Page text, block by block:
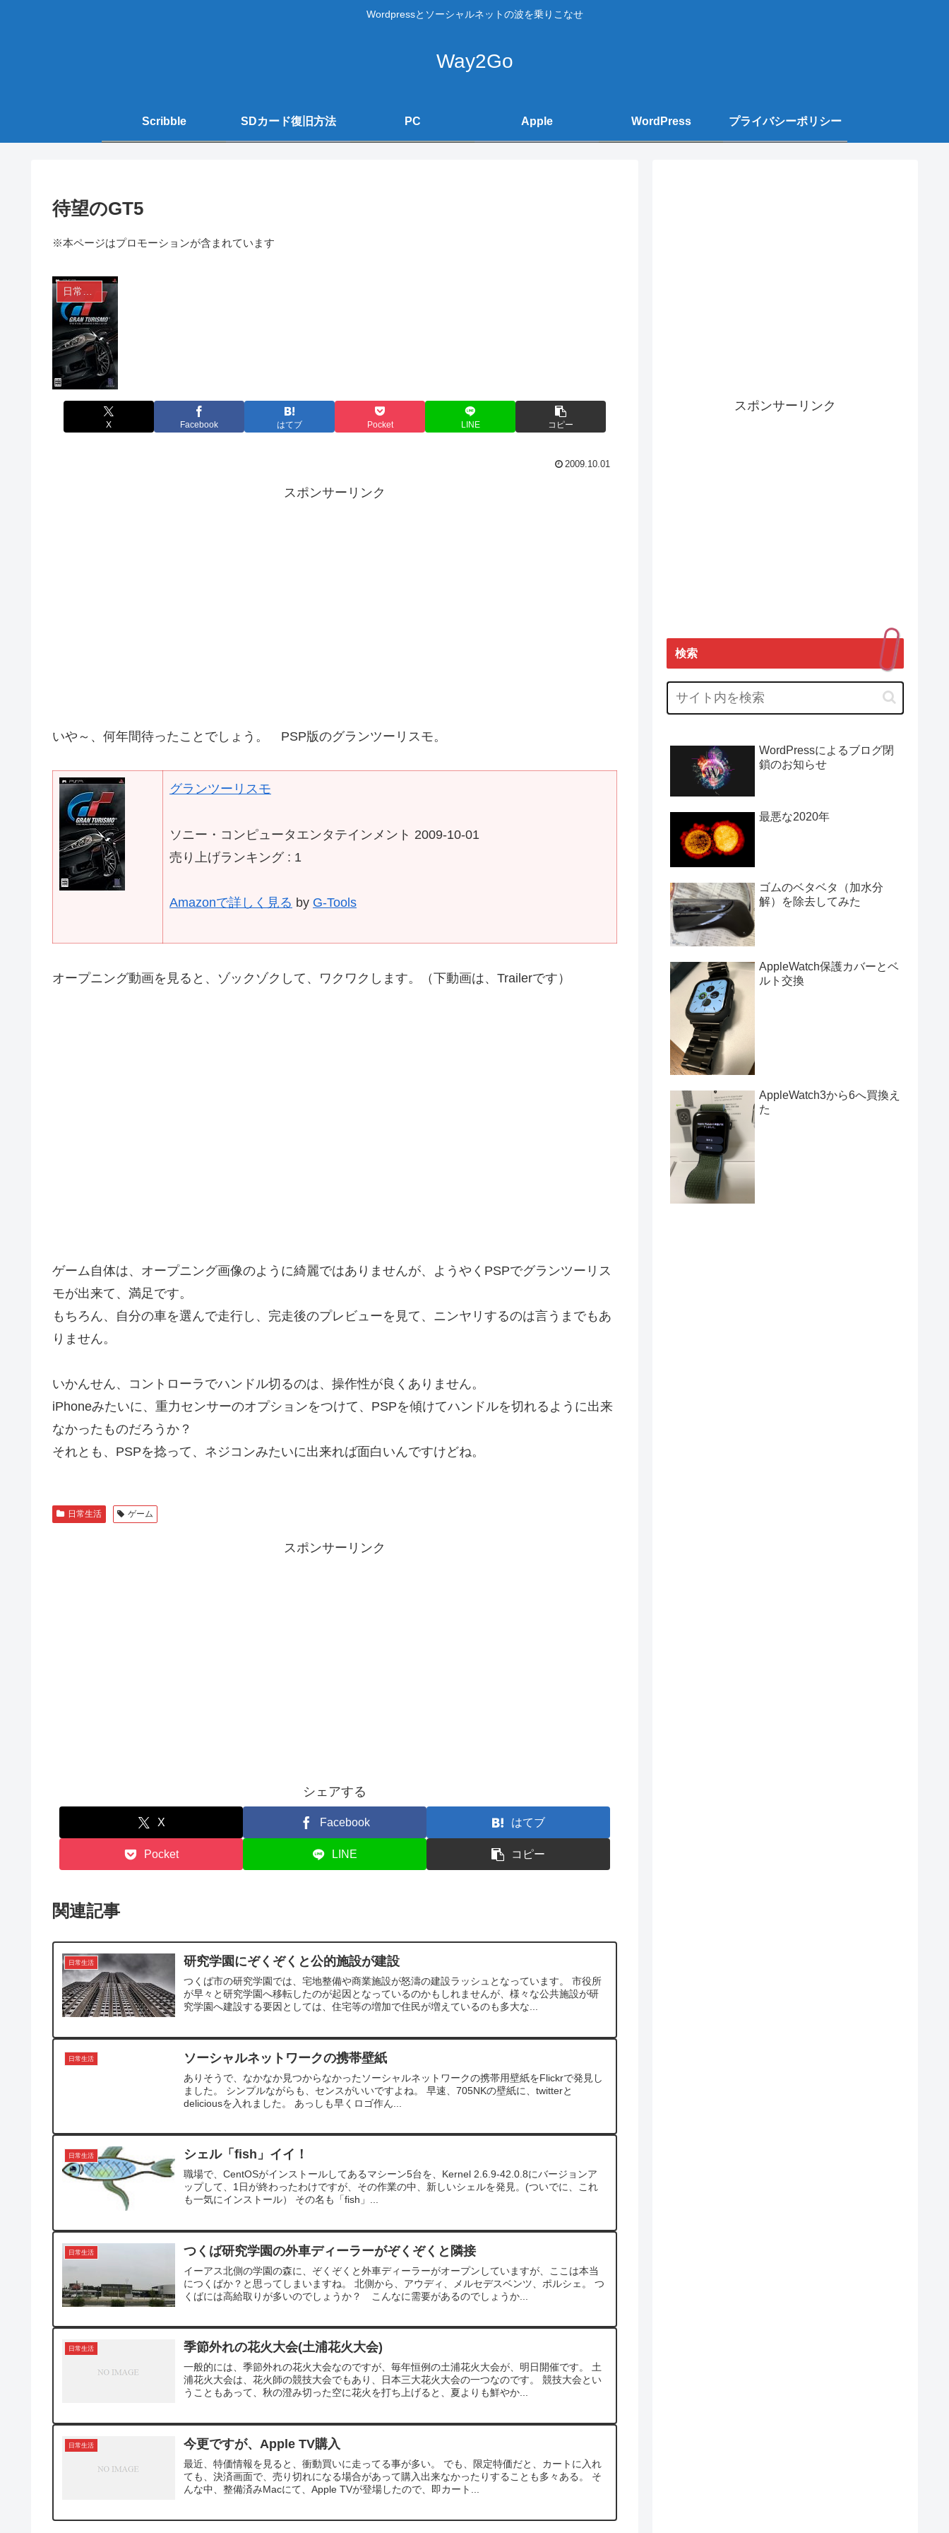
Wordpressとソーシャルネットの波を乗りこなせ
Way2Go
Scribble SDカード復旧方法 PC Apple WordPress プライバシーポリシー
待望のGT5
※本ページはプロモーションが含まれています
X Facebook はてブ Pocket LINE コピー
2009.10.01
スポンサーリンク
いや～、何年間待ったことでしょう。 PSP版のグランツーリスモ。
グランツーリスモ
ソニー・コンピュータエンタテインメント 2009-10-01
売り上げランキング : 1
Amazonで詳しく見る by G-Tools
オープニング動画を見ると、ゾックゾクして、ワクワクします。（下動画は、Trailerです）
ゲーム自体は、オープニング画像のように綺麗ではありませんが、ようやくPSPでグランツーリス
モが出来て、満足です。
もちろん、自分の車を選んで走行し、完走後のプレビューを見て、ニンヤリするのは言うまでもあ
りません。
いかんせん、コントローラでハンドル切るのは、操作性が良くありません。
iPhoneみたいに、重力センサーのオプションをつけて、PSPを傾けてハンドルを切れるように出来
なかったものだろうか？
それとも、PSPを捻って、ネジコンみたいに出来れば面白いんですけどね。
日常生活 ゲーム
スポンサーリンク
シェアする
X Facebook はてブ
Pocket LINE コピー
関連記事
日常生活 研究学園にぞくぞくと公的施設が建設
つくば市の研究学園では、宅地整備や商業施設が怒濤の建設ラッシュとなっています。 市役所
が早々と研究学園へ移転したのが起因となっているのかもしれませんが、様々な公共施設が研
究学園へ建設する要因としては、住宅等の増加で住民が増えているのも多大な...
日常生活 ソーシャルネットワークの携帯壁紙
ありそうで、なかなか見つからなかったソーシャルネットワークの携帯用壁紙をFlickrで発見し
ました。 シンプルながらも、センスがいいですよね。 早速、705NKの壁紙に、twitterと
deliciousを入れました。 あっしも早くロゴ作ん...
日常生活 シェル「fish」イイ！
職場で、CentOSがインストールしてあるマシーン5台を、Kernel 2.6.9-42.0.8にバージョンア
ップして、1日が終わったわけですが、その作業の中、新しいシェルを発見。(ついでに、これ
も一気にインストール） その名も「fish」...
日常生活 つくば研究学園の外車ディーラーがぞくぞくと隣接
イーアス北側の学園の森に、ぞくぞくと外車ディーラーがオープンしていますが、ここは本当
につくばか？と思ってしまいますね。 北側から、アウディ、メルセデスベンツ、ポルシェ。 つ
くばには高給取りが多いのでしょうか？ こんなに需要があるのでしょうか...
日常生活 季節外れの花火大会(土浦花火大会)
一般的には、季節外れの花火大会なのですが、毎年恒例の土浦花火大会が、明日開催です。 土
浦花火大会は、花火師の競技大会でもあり、日本三大花火大会の一つなのです。 競技大会とい
うこともあって、秋の澄み切った空に花火を打ち上げると、夏よりも鮮やか...
日常生活 今更ですが、Apple TV購入
最近、特価情報を見ると、衝動買いに走ってる事が多い。 でも、限定特価だと、カートに入れ
ても、決済画面で、売り切れになる場合があって購入出来なかったりすることも多々ある。 そ
んな中、整備済みMacにて、Apple TVが登場したので、即カート...
スポンサーリンク
検索
WordPressによるブログ閉
鎖のお知らせ
最悪な2020年
ゴムのベタベタ（加水分
解）を除去してみた
AppleWatch保護カバーとベ
ルト交換
AppleWatch3から6へ買換え
た